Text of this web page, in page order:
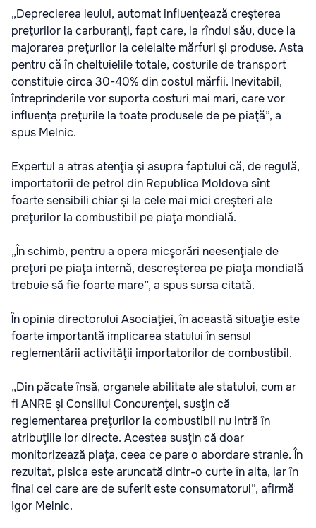
„Deprecierea leului, automat influenţează creşterea
preţurilor la carburanţi, fapt care, la rîndul său, duce la
majorarea preţurilor la celelalte mărfuri şi produse. Asta
pentru că în cheltuielile totale, costurile de transport
constituie circa 30-40% din costul mărfii. Inevitabil,
întreprinderile vor suporta costuri mai mari, care vor
influenţa preţurile la toate produsele de pe piaţă”, a
spus Melnic.
Expertul a atras atenţia şi asupra faptului că, de regulă,
importatorii de petrol din Republica Moldova sînt
foarte sensibili chiar şi la cele mai mici creşteri ale
preţurilor la combustibil pe piaţa mondială.
„În schimb, pentru a opera micşorări neesenţiale de
preţuri pe piaţa internă, descreşterea pe piaţa mondială
trebuie să fie foarte mare”, a spus sursa citată.
În opinia directorului Asociaţiei, în această situaţie este
foarte importantă implicarea statului în sensul
reglementării activităţii importatorilor de combustibil.
„Din păcate însă, organele abilitate ale statului, cum ar
fi ANRE şi Consiliul Concurenţei, susţin că
reglementarea preţurilor la combustibil nu intră în
atribuţiile lor directe. Acestea susţin că doar
monitorizează piaţa, ceea ce pare o abordare stranie. În
rezultat, pisica este aruncată dintr-o curte în alta, iar în
final cel care are de suferit este consumatorul”, afirmă
Igor Melnic.